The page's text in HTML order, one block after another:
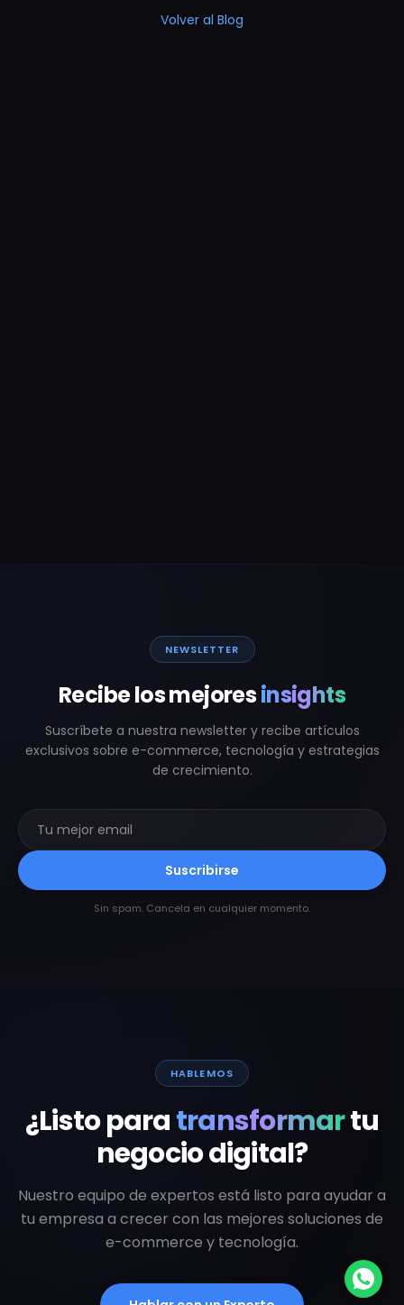
Volver al Blog
NEWSLETTER
Recibe los mejoresinsights
Suscríbete a nuestra newsletter y recibe artículos
exclusivos sobre e-commerce, tecnología y estrategias
de crecimiento.
Suscribirse
Sin spam. Cancela en cualquier momento.
HABLEMOS
¿Listo paratransformartu
negocio digital?
Nuestro equipo de expertos está listo para ayudar a
tu empresa a crecer con las mejores soluciones de
e-commerce y tecnología.